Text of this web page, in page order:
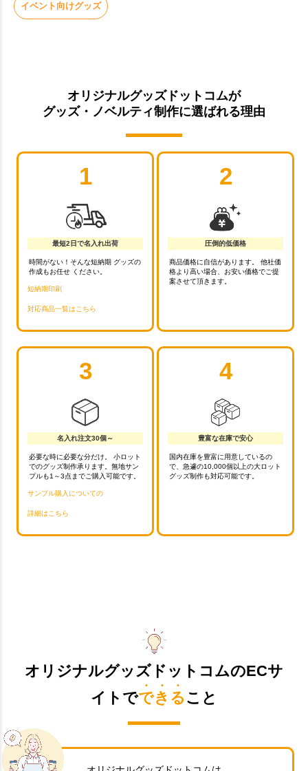
イベント向けグッズ
オリジナルグッズドットコムが
グッズ・ノベルティ制作に選ばれる理由
1
最短2日で名入れ出荷
時間がない！そんな短納期 グッズの
作成もお任せ ください。
短納期印刷
対応商品一覧はこちら
2
圧倒的低価格
商品価格に自信があります。 他社価
格より高い場合、お安い価格でご提
案させて頂きます。
3
名入れ注文30個～
必要な時に必要な分だけ。 小ロット
でのグッズ制作承ります。無地サン
プルも1～3点までご購入可能です。
サンプル購入についての
詳細はこちら
4
豊富な在庫で安心
国内在庫を豊富に用意しているの
で、急遽の10,000個以上の大ロット
グッズ制作も対応可能です。
オリジナルグッズドットコムのECサ
イトでできる こと